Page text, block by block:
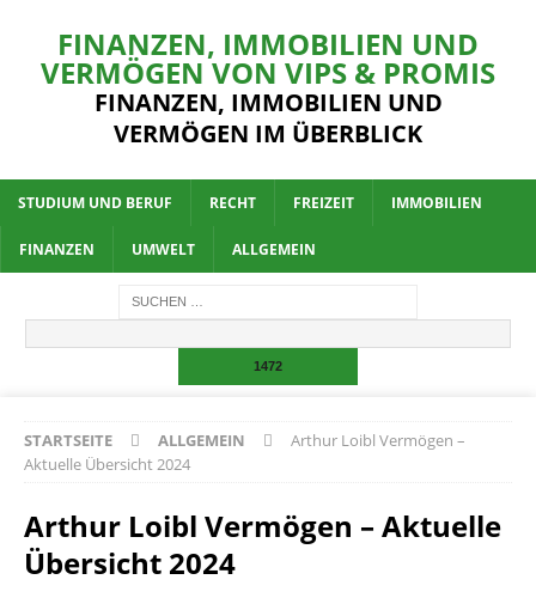
FINANZEN, IMMOBILIEN UND
VERMÖGEN VON VIPS & PROMIS
FINANZEN, IMMOBILIEN UND
VERMÖGEN IM ÜBERBLICK
STUDIUM UND BERUF RECHT FREIZEIT IMMOBILIEN
FINANZEN UMWELT ALLGEMEIN
STARTSEITE ALLGEMEIN
Arthur Loibl Vermögen –
Aktuelle Übersicht 2024
Arthur Loibl Vermögen – Aktuelle
Übersicht 2024